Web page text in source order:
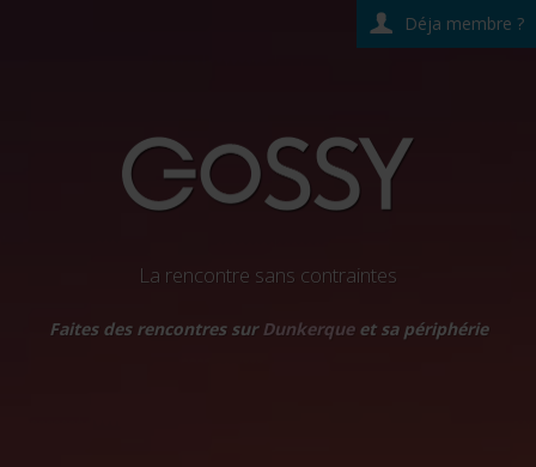
Déja membre ?
La rencontre sans contraintes
Faites des rencontres surDunkerqueet sa périphérie